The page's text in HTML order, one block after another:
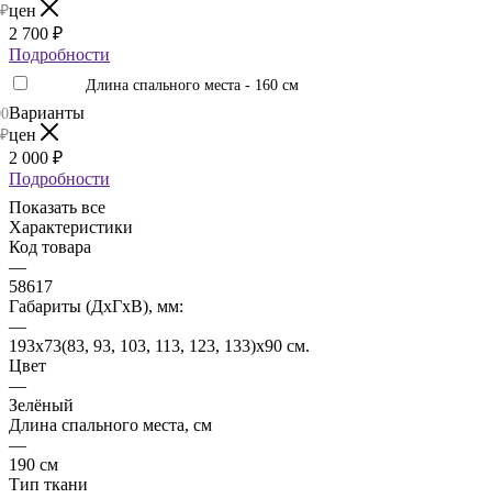
₽цен
2 700 ₽
Подробности
Длина спального места - 160 см
₽
Варианты
цен
2 000 ₽
Подробности
Показать все
Характеристики
Код товара
—
58617
Габариты (ДхГхВ), мм:
—
193х73(83, 93, 103, 113, 123, 133)х90 см.
Цвет
—
Зелёный
Длина спального места, см
—
190 см
Тип ткани